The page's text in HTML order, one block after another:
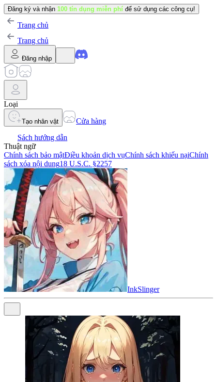
Đăng ký và nhận 100 tín dụng miễn phí để sử dụng các công cụ!
Trang chủ
Trang chủ
Đăng nhập
Loại
Tạo nhân vật
Cửa hàng
Sách hướng dẫn
Thuật ngữ
Chính sách bảo mậtĐiều khoản dịch vụChính sách khiếu nạiChính
sách xóa nội dung18 U.S.C. §2257
InkSlinger